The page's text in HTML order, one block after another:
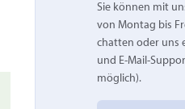
Sie können mit
von Montag bis
chatten oder uns
und E-Mail-
möglich).